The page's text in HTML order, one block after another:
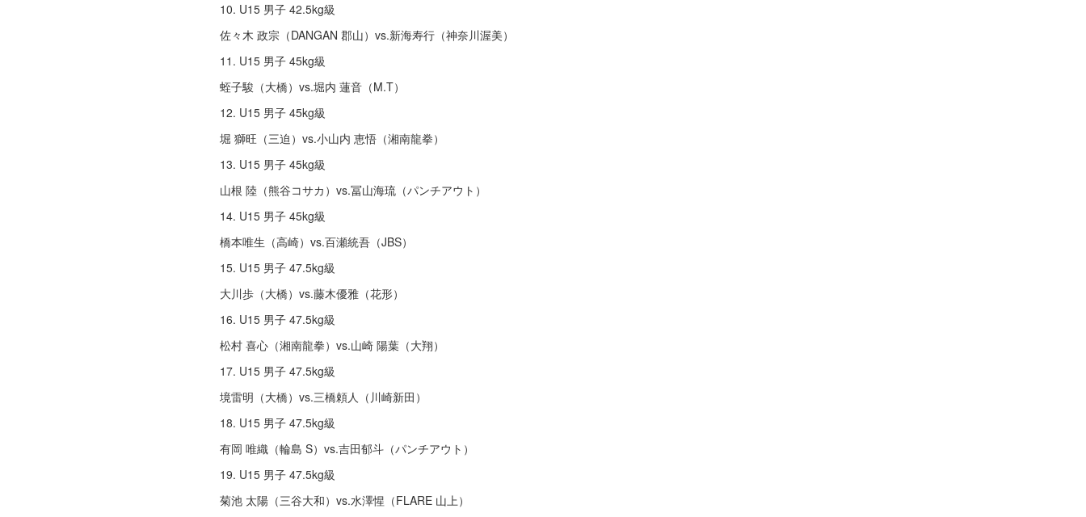
10. U15 男子 42.5kg級
佐々⽊ 政宗（DANGAN 郡⼭）vs.新海寿⾏（神奈川渥美）
11. U15 男子 45kg級
蛭子駿（大橋）vs.堀内 蓮⾳（M.T）
12. U15 男子 45kg級
堀 獅旺（三迫）vs.⼩⼭内 恵悟（湘南⿓拳）
13. U15 男子 45kg級
⼭根 陸（熊⾕コサカ）vs.冨⼭海琉（パンチアウト）
14. U15 男子 45kg級
橋本唯⽣（⾼崎）vs.百瀬統吾（JBS）
15. U15 男子 47.5kg級
大川歩（大橋）vs.藤⽊優雅（花形）
16. U15 男子 47.5kg級
松村 喜⼼（湘南⿓拳）vs.⼭崎 陽葉（大翔）
17. U15 男子 47.5kg級
境雷明（大橋）vs.三橋頼⼈（川崎新⽥）
18. U15 男子 47.5kg級
有岡 唯織（輪島 S）vs.吉⽥郁⽃（パンチアウト）
19. U15 男子 47.5kg級
菊池 太陽（三⾕大和）vs.⽔澤惺（FLARE ⼭上）